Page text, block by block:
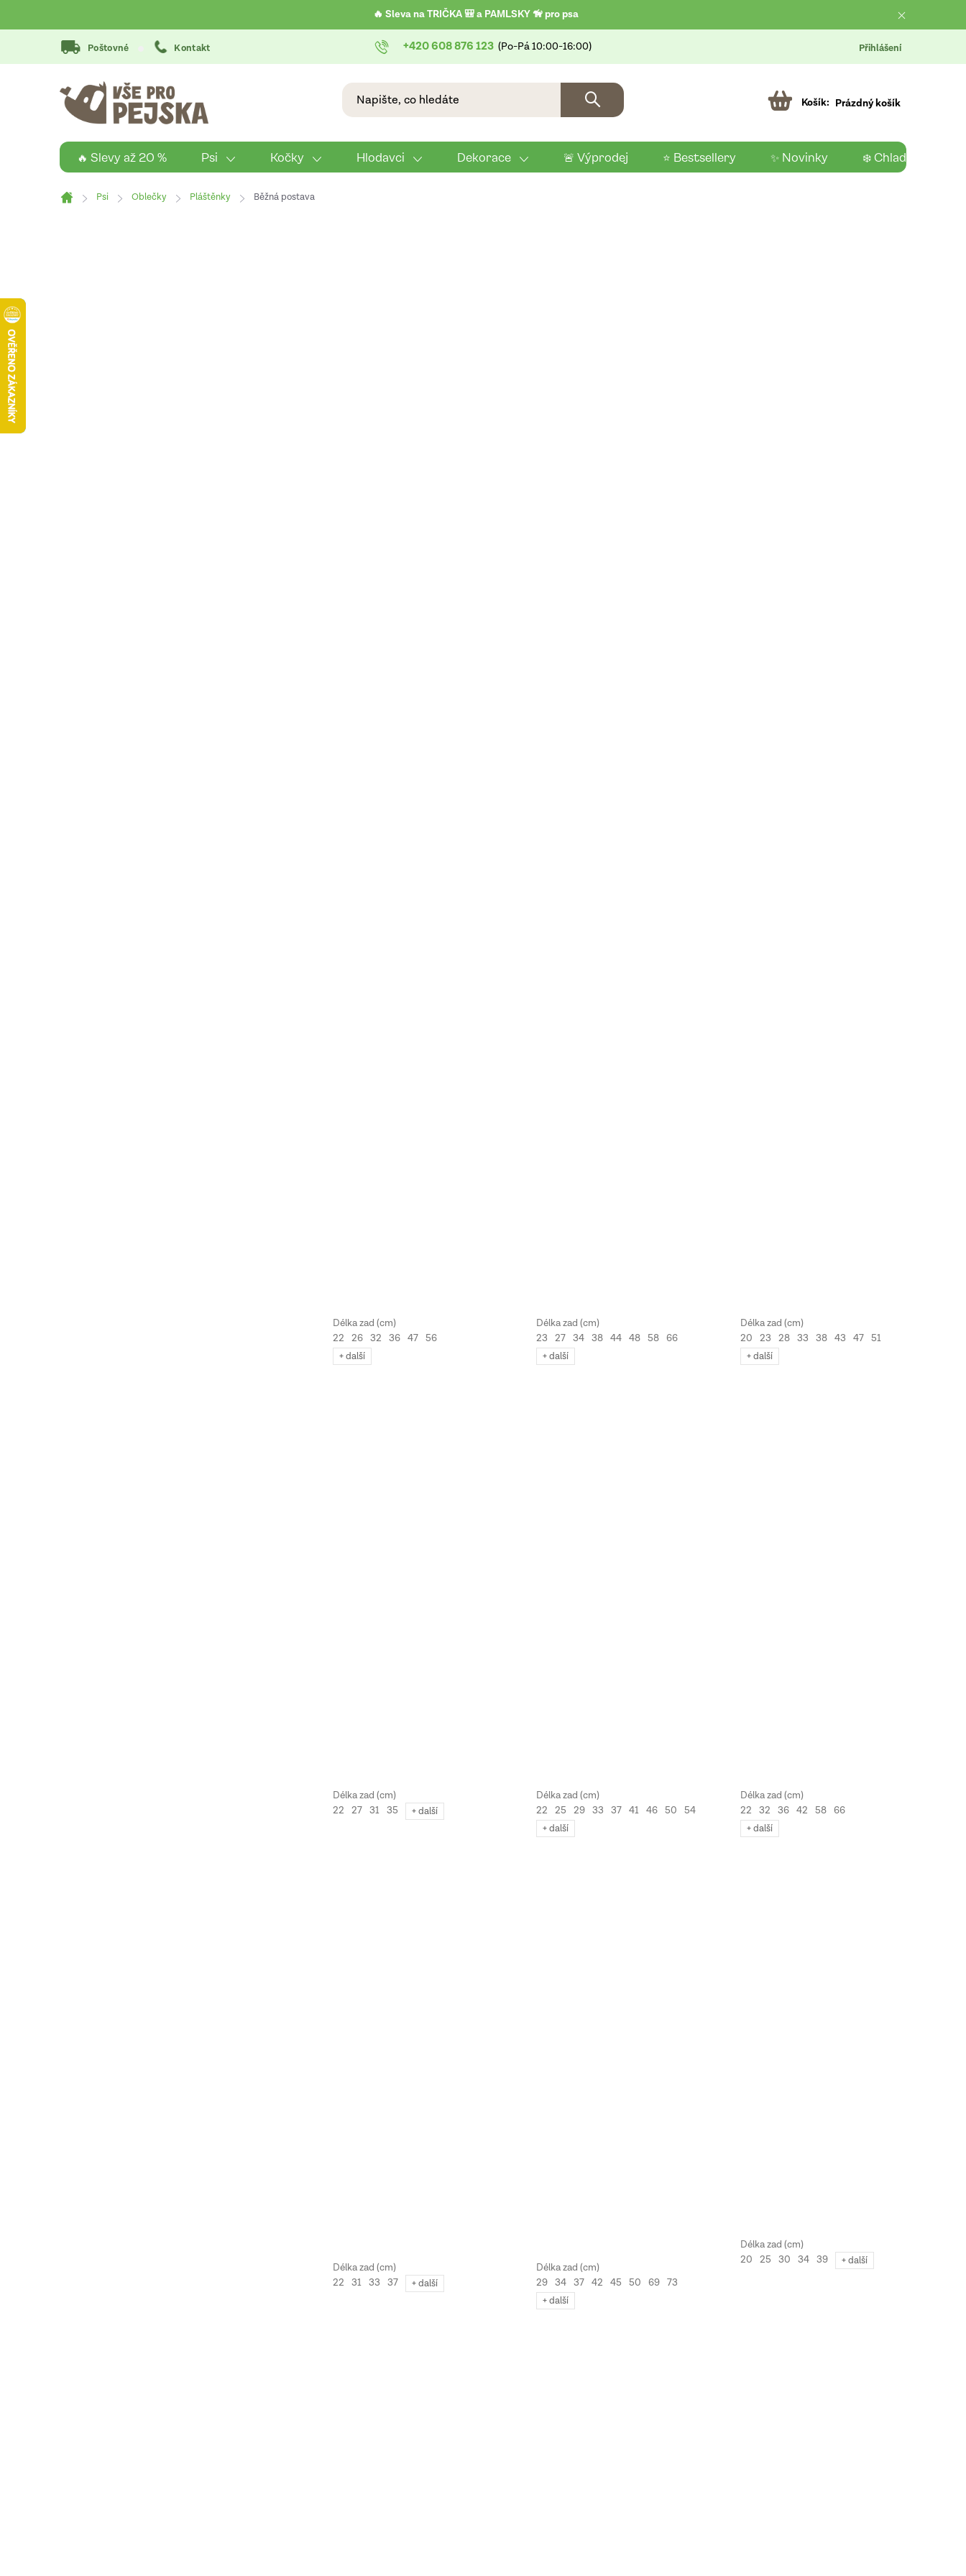
na
🔥 Sleva na TRIČKA 🎒 a PAMLSKY 🦮 pro psa
+420 608 876 123
Poštovné Kontakt Přihlášení
Prázdný košík
🔥 Slevy až 20 % Psi Kočky Hlodavci Dekorace 🚨 Výprodej ⭐ Bestsellery ✨ Novinky ❄️ Chladící
Domů
Psi Oblečky Pláštěnky Běžná postava
22 26 32 36 47 56
+ další
23 27 34 38 44 48 58 66
+ další
20 23 28 33 38 43 47 51
+ další
22 27 31 35 + další 22 25 29 33 37 41 46 50 54
+ další
22 32 36 42 58 66
+ další
22 31 33 37 + další 29 34 37 42 45 50 69 73
+ další
20 25 30 34 39 + další